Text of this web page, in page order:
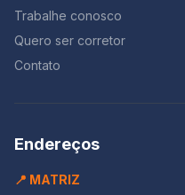
Trabalhe conosco
Quero ser corretor
Contato
Endereços
📍 MATRIZ